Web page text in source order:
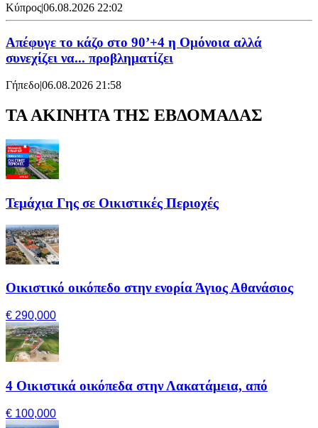
Κύπρος|06.08.2026 22:02
Απέφυγε το κάζο στο 90’+4 η Ομόνοια αλλά
συνεχίζει να... προβληματίζει
Γήπεδο|06.08.2026 21:58
ΤΑ ΑΚΙΝΗΤΑ ΤΗΣ ΕΒΔΟΜΑΔΑΣ
Τεμάχια Γης σε Οικιστικές Περιοχές
Οικιστικό οικόπεδο στην ενορία Άγιος Αθανάσιος
€ 290,000
4 Οικιστικά οικόπεδα στην Λακατάμεια, από
€ 100,000